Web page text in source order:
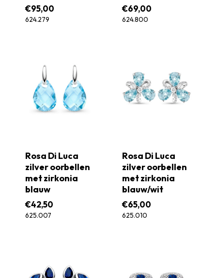
€95,00
624.279
€69,00
624.800
Rosa Di Luca
zilver oorbellen
met zirkonia
blauw
€42,50
625.007
Rosa Di Luca
zilver oorbellen
met zirkonia
blauw/wit
€65,00
625.010